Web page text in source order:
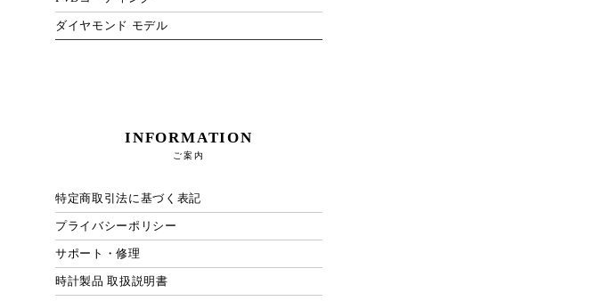
ダイヤモンド モデル
INFORMATION
ご案内
特定商取引法に基づく表記
プライバシーポリシー
サポート・修理
時計製品 取扱説明書